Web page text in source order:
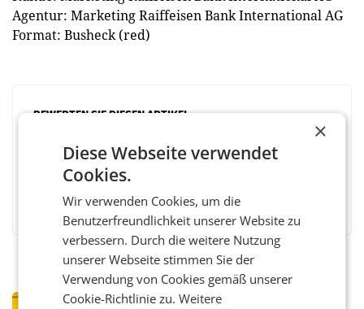
Agentur: Marketing Raiffeisen Bank International AG
Format: Busheck (red)
BEWERTEN SIE DIESEN ARTIKEL
MessengerWhatsApp
PRIMENEWS
×
Diese Webseite verwendet
Cookies.
Wir verwenden Cookies, um die
Benutzerfreundlichkeit unserer Website zu
verbessern. Durch die weitere Nutzung
unserer Webseite stimmen Sie der
Verwendung von Cookies gemäß unserer
Cookie-Richtlinie zu.Weitere